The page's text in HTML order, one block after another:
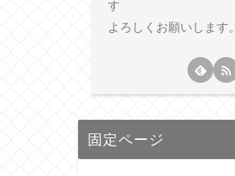
す
よろしくお願いします。
固定ページ